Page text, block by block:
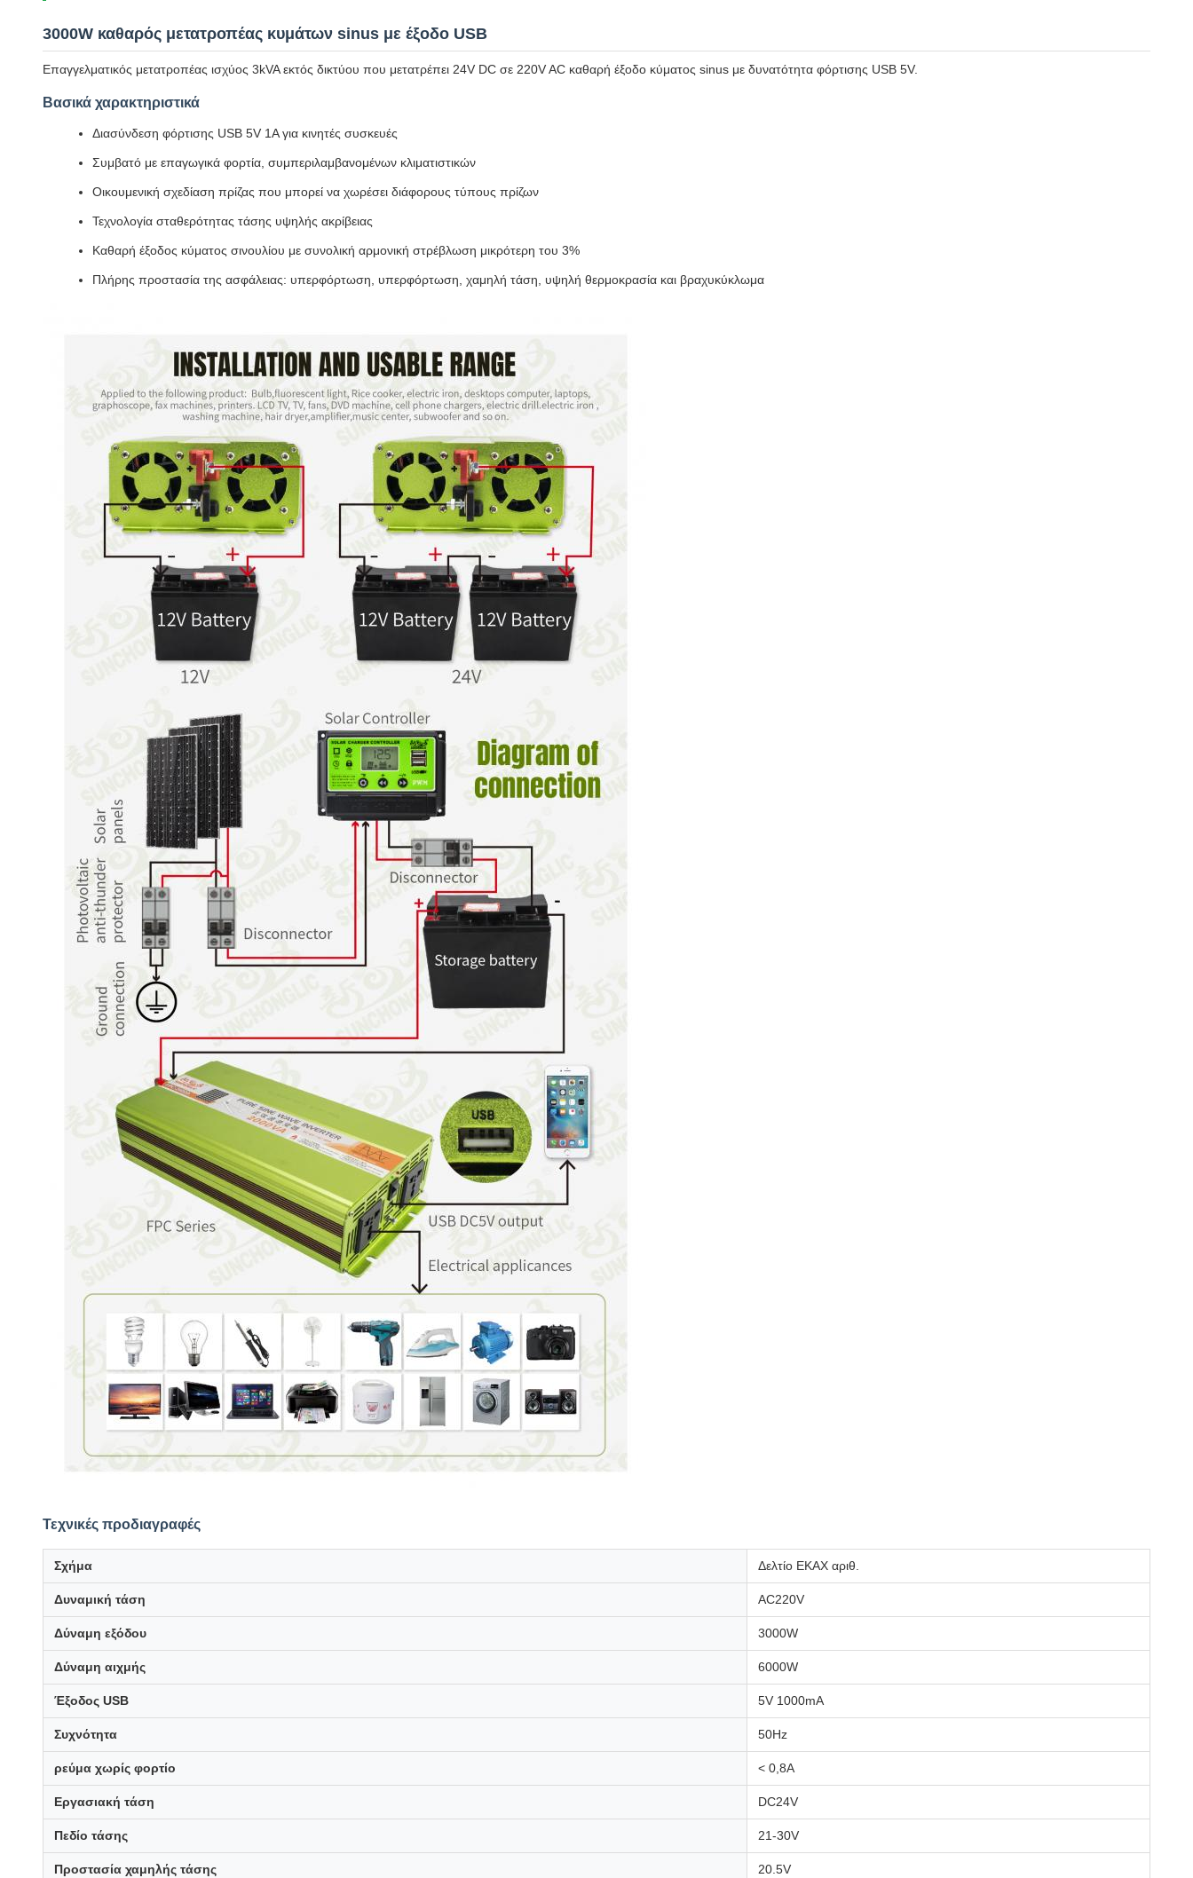
3000W καθαρός μετατροπέας κυμάτων sinus με έξοδο USB
Επαγγελματικός μετατροπέας ισχύος 3kVA εκτός δικτύου που μετατρέπει 24V DC σε 220V AC καθαρή έξοδο κύματος sinus με δυνατότητα φόρτισης USB 5V.
Βασικά χαρακτηριστικά
Διασύνδεση φόρτισης USB 5V 1A για κινητές συσκευές
Συμβατό με επαγωγικά φορτία, συμπεριλαμβανομένων κλιματιστικών
Οικουμενική σχεδίαση πρίζας που μπορεί να χωρέσει διάφορους τύπους πρίζων
Τεχνολογία σταθερότητας τάσης υψηλής ακρίβειας
Καθαρή έξοδος κύματος σινουλίου με συνολική αρμονική στρέβλωση μικρότερη του 3%
Πλήρης προστασία της ασφάλειας: υπερφόρτωση, υπερφόρτωση, χαμηλή τάση, υψηλή θερμοκρασία και βραχυκύκλωμα
Τεχνικές προδιαγραφές
Σχήμα Δελτίο ΕΚΑΧ αριθ.
Δυναμική τάση AC220V
Δύναμη εξόδου 3000W
Δύναμη αιχμής 6000W
Έξοδος USB 5V 1000mA
Συχνότητα 50Hz
ρεύμα χωρίς φορτίο < 0,8A
Εργασιακή τάση DC24V
Πεδίο τάσης 21-30V
Προστασία χαμηλής τάσης 20.5V